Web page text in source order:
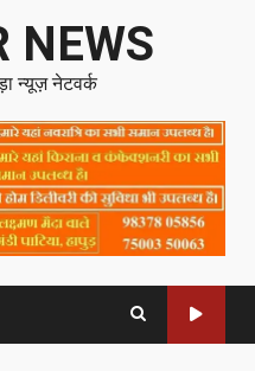
NEWS
न्यूज़ नेटवर्क